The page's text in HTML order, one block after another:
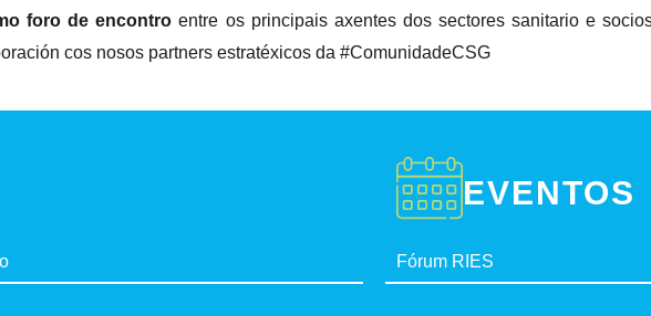
foro de encontro entre os principais axentes dos sectores sanitario e
cos nosos partners estratéxicos da #ComunidadeCSG
EVENTOS
Fórum RIES